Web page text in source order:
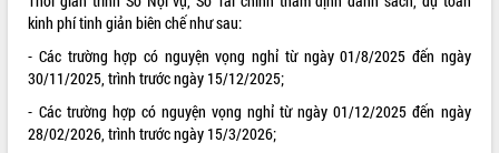
kinh phí tinh giản biên chế như sau:
- Các trường hợp có nguyện vọng nghỉ từ ngày 01/8/2025 đến ngày
30/11/2025, trình trước ngày 15/12/2025;
- Các trường hợp có nguyện vọng nghỉ từ ngày 01/12/2025 đến ngày
28/02/2026, trình trước ngày 15/3/2026;